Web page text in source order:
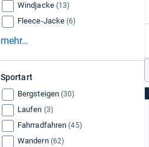
Windjacke (13)
Fleece-Jacke (6)
mehr…
Sportart
Bergsteigen (30)
Laufen (3)
Fahrradfahren (45)
Wandern (62)